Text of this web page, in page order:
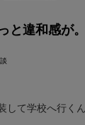
と違和感が
して学校へ行く